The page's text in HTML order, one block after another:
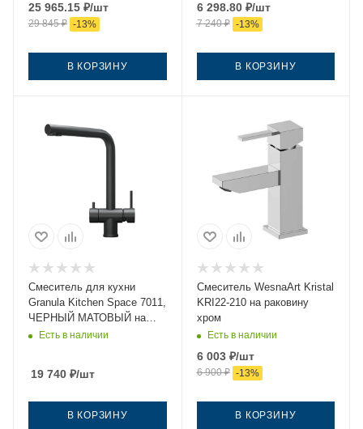
25 965.15 ₽/шт
29 845₽ -13%
В КОРЗИНУ
6 298.80₽/шт
7 240₽ -13%
В КОРЗИНУ
Смеситель для кухни
Granula Kitchen Space 7011,
ЧЕРНЫЙ МАТОВЫЙ на
мойку черный
Есть в наличии
19 740 ₽/шт
В КОРЗИНУ
Смеситель WesnaArt Kristal
KRI22-210 на раковину
хром
Есть в наличии
6 003₽/шт
6 900₽ -13%
В КОРЗИНУ